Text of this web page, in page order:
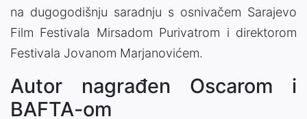
na dugogodišnju saradnju s osnivačem Sarajevo
Film Festivala Mirsadom Purivatrom i direktorom
Festivala Jovanom Marjanovićem.
Autor nagrađen Oscarom i
BAFTA-om